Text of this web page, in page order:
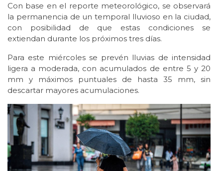
Con base en el reporte meteorológico, se observará
la permanencia de un temporal lluvioso en la ciudad,
con posibilidad de que estas condiciones se
extiendan durante los próximos tres días.
Para este miércoles se prevén lluvias de intensidad
ligera a moderada, con acumulados de entre 5 y 20
mm y máximos puntuales de hasta 35 mm, sin
descartar mayores acumulaciones.